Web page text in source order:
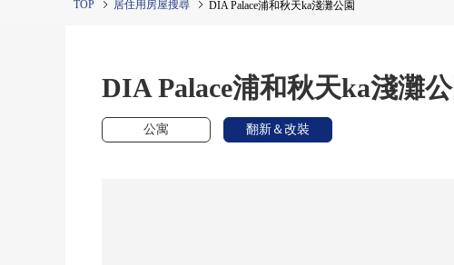
TOP 居住用房屋搜尋 DIA Palace浦和秋天ka淺灘公園
DIA Palace浦和秋天ka淺灘
公寓 翻新＆改裝